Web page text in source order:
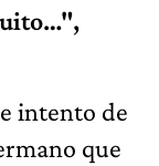
intento de
que